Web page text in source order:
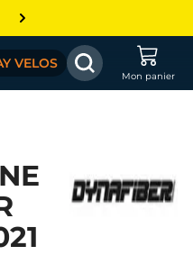
VELOS
Mon panier